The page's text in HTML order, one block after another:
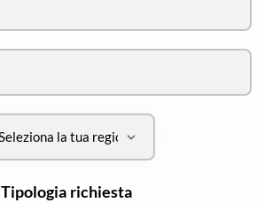
Tipologia richiesta